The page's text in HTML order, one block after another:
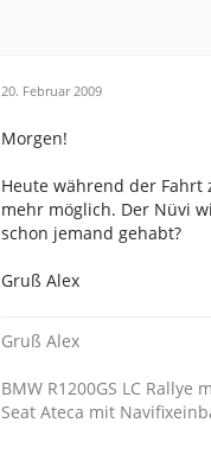
20. Februar 2009
Morgen!
Heute während der
mehr möglich. Der Nüvi
schon jemand gehabt?
Gruß Alex
Gruß Alex
BMW R1200GS LC Rallye
Seat Ateca mit